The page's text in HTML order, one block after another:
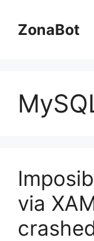
contenido
ZonaBot
via